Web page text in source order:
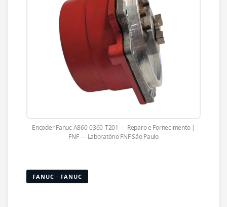
Encoder Fanuc A860-0360-T201 — Reparo e Fornecimento |
FNF — Laboratório FNF São Paulo
FANUC · FANUC